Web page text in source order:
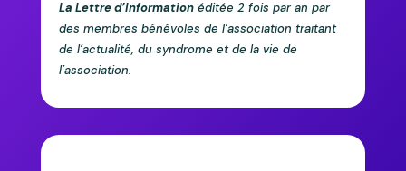
La Lettre d’Informationéditée 2 fois par an par
des membres bénévoles de l’association traitant
de l’actualité, du syndrome et de la vie de
l’association.